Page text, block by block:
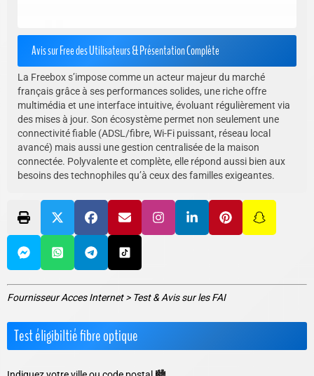
Avis sur Free des Utilisateurs & Présentation Complète
La Freebox s’impose comme un acteur majeur du marché
français grâce à ses performances solides, une riche offre
multimédia et une interface intuitive, évoluant régulièrement via
des mises à jour. Son écosystème permet non seulement une
connectivité fiable (ADSL/fibre, Wi-Fi puissant, réseau local
avancé) mais aussi une gestion centralisée de la maison
connectée. Polyvalente et complète, elle répond aussi bien aux
besoins des technophiles qu’à ceux des familles exigeantes.
Fournisseur Acces Internet > Test & Avis sur les FAI
Test éligibiltié fibre optique